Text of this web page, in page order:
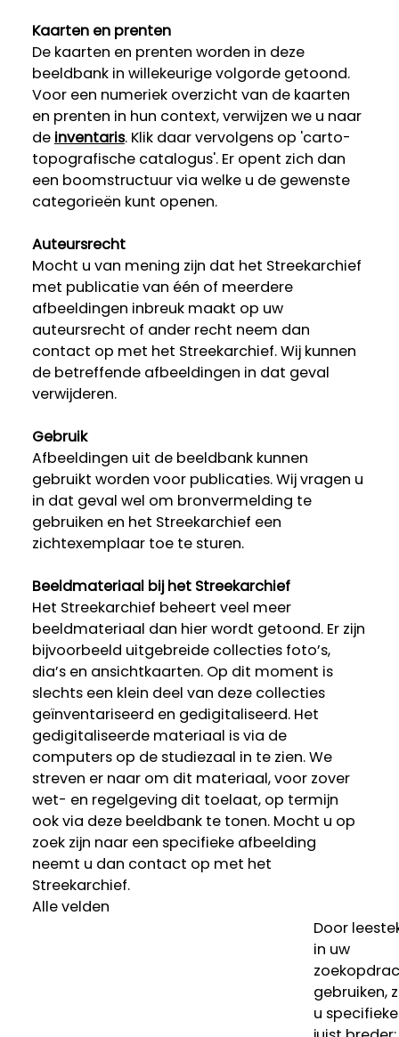
Kaarten en prenten
De kaarten en prenten worden in deze
beeldbank in willekeurige volgorde getoond.
Voor een numeriek overzicht van de kaarten
en prenten in hun context, verwijzen we u naar
de inventaris. Klik daar vervolgens op 'carto-
topografische catalogus'. Er opent zich dan
een boomstructuur via welke u de gewenste
categorieën kunt openen.
Auteursrecht
Mocht u van mening zijn dat het Streekarchief
met publicatie van één of meerdere
afbeeldingen inbreuk maakt op uw
auteursrecht of ander recht neem dan
contact op met het Streekarchief. Wij kunnen
de betreffende afbeeldingen in dat geval
verwijderen.
Gebruik
Afbeeldingen uit de beeldbank kunnen
gebruikt worden voor publicaties. Wij vragen u
in dat geval wel om bronvermelding te
gebruiken en het Streekarchief een
zichtexemplaar toe te sturen.
Beeldmateriaal bij het Streekarchief
Het Streekarchief beheert veel meer
beeldmateriaal dan hier wordt getoond. Er zijn
bijvoorbeeld uitgebreide collecties foto’s,
dia’s en ansichtkaarten. Op dit moment is
slechts een klein deel van deze collecties
geïnventariseerd en gedigitaliseerd. Het
gedigitaliseerde materiaal is via de
computers op de studiezaal in te zien. We
streven er naar om dit materiaal, voor zover
wet- en regelgeving dit toelaat, op termijn
ook via deze beeldbank te tonen. Mocht u op
zoek zijn naar een specifieke afbeelding
neemt u dan contact op met het
Streekarchief.
Alle velden
Door
in uw
gebruiken,
u